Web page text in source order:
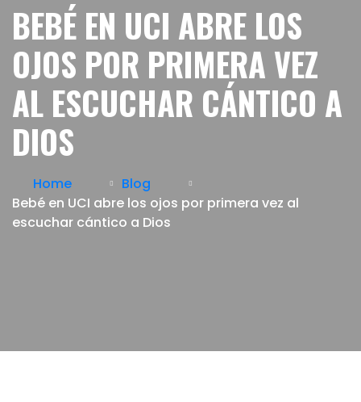
BEBÉ EN UCI ABRE LOS
OJOS POR PRIMERA VEZ
AL ESCUCHAR CÁNTICO A
DIOS
Home
Blog
Bebé en UCI abre los ojos por primera vez al
escuchar cántico a Dios